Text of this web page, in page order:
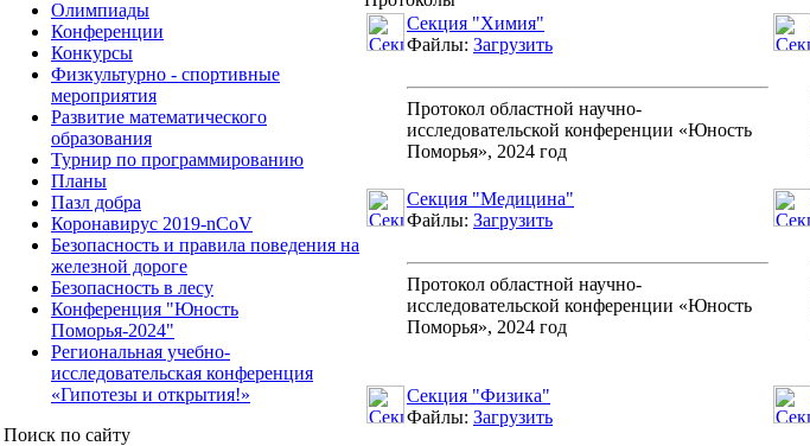
Олимпиады
Конференции
Конкурсы
Физкультурно - спортивные
мероприятия
Развитие математического
образования
Турнир по программированию
Планы
Пазл добра
Коронавирус 2019-nCoV
Безопасность и правила поведения на
железной дороге
Безопасность в лесу
Конференция "Юность
Поморья-2024"
Региональная учебно-
исследовательская конференция
«Гипотезы и открытия!»
Поиск по сайту
Секция "Химия"
Файлы: Загрузить
Протокол областной научно-
исследовательской конференции «Юность
Поморья», 2024 год
Секция "Медицина"
Файлы: Загрузить
Протокол областной научно-
исследовательской конференции «Юность
Поморья», 2024 год
Секция "Физика"
Файлы: Загрузить